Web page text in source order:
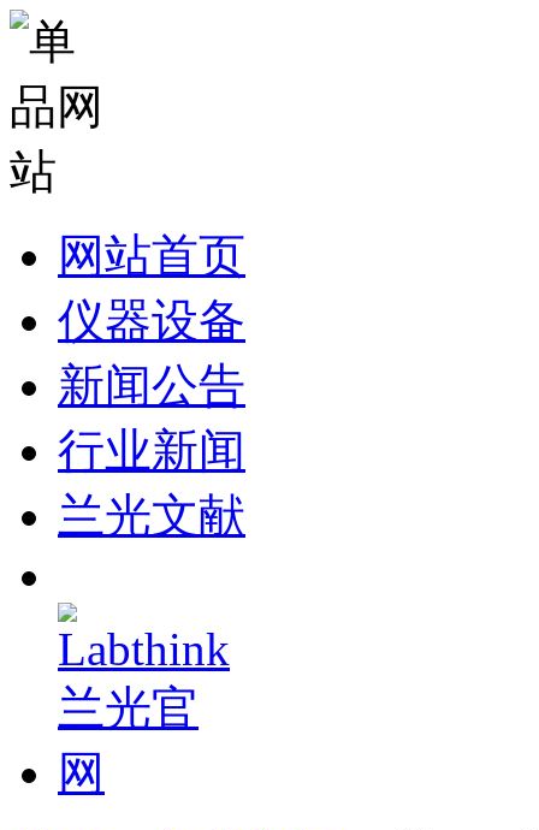
网站首页
仪器设备
新闻公告
行业新闻
兰光文献